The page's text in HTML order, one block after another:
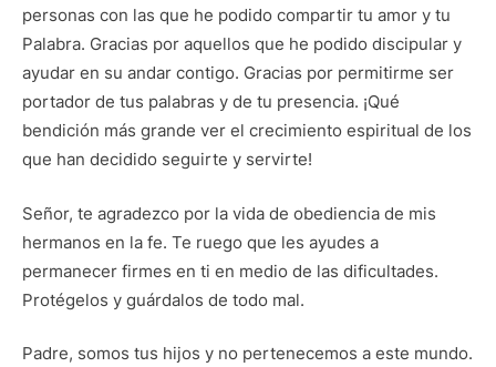
personas con las que he podido compartir tu amor y tu
Palabra. Gracias por aquellos que he podido discipular y
ayudar en su andar contigo. Gracias por permitirme ser
portador de tus palabras y de tu presencia. ¡Qué
bendición más grande ver el crecimiento espiritual de los
que han decidido seguirte y servirte!
Señor, te agradezco por la vida de obediencia de mis
hermanos en la fe. Te ruego que les ayudes a
permanecer firmes en ti en medio de las dificultades.
Protégelos y guárdalos de todo mal.
Padre, somos tus hijos y no pertenecemos a este mundo.